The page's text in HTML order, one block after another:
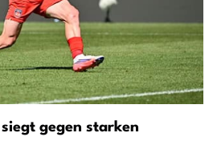
gegen starken